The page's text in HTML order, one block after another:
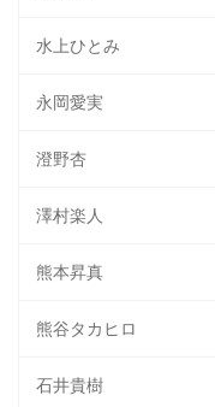
水上ひとみ
永岡愛実
澄野杏
澤村楽人
熊本昇真
熊谷タカヒロ
石井貴樹